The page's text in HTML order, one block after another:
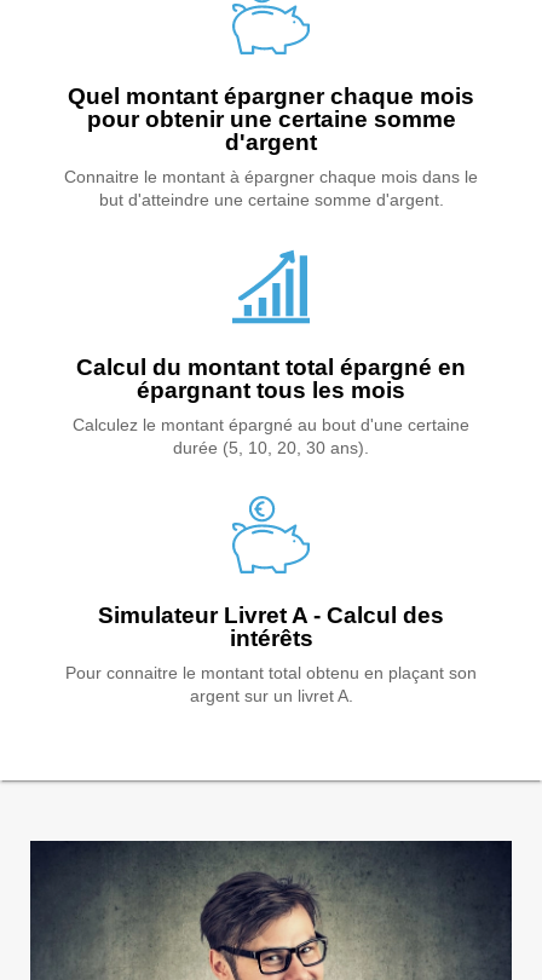
Quel montant épargner chaque mois
pour obtenir une certaine somme
d'argent
Connaitre le montant à épargner chaque mois dans le
but d'atteindre une certaine somme d'argent.
Calcul du montant total épargné en
épargnant tous les mois
Calculez le montant épargné au bout d'une certaine
durée (5, 10, 20, 30 ans).
Simulateur Livret A - Calcul des
intérêts
Pour connaitre le montant total obtenu en plaçant son
argent sur un livret A.